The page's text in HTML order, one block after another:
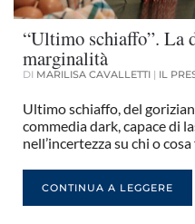
“Ultimo schiaffo”. La
marginalità
DI MARILISA CAVALLETTI | IL
Ultimo schiaffo, del
commedia dark, capace di
nell’incertezza su chi o
CONTINUA A LEGGERE